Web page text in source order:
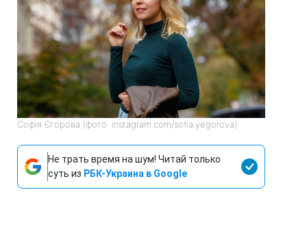
Софія Єгорова (фото: instagram.com/sofia.yegorova)
Не трать время на шум! Читай только
суть из РБК-Украина в Google